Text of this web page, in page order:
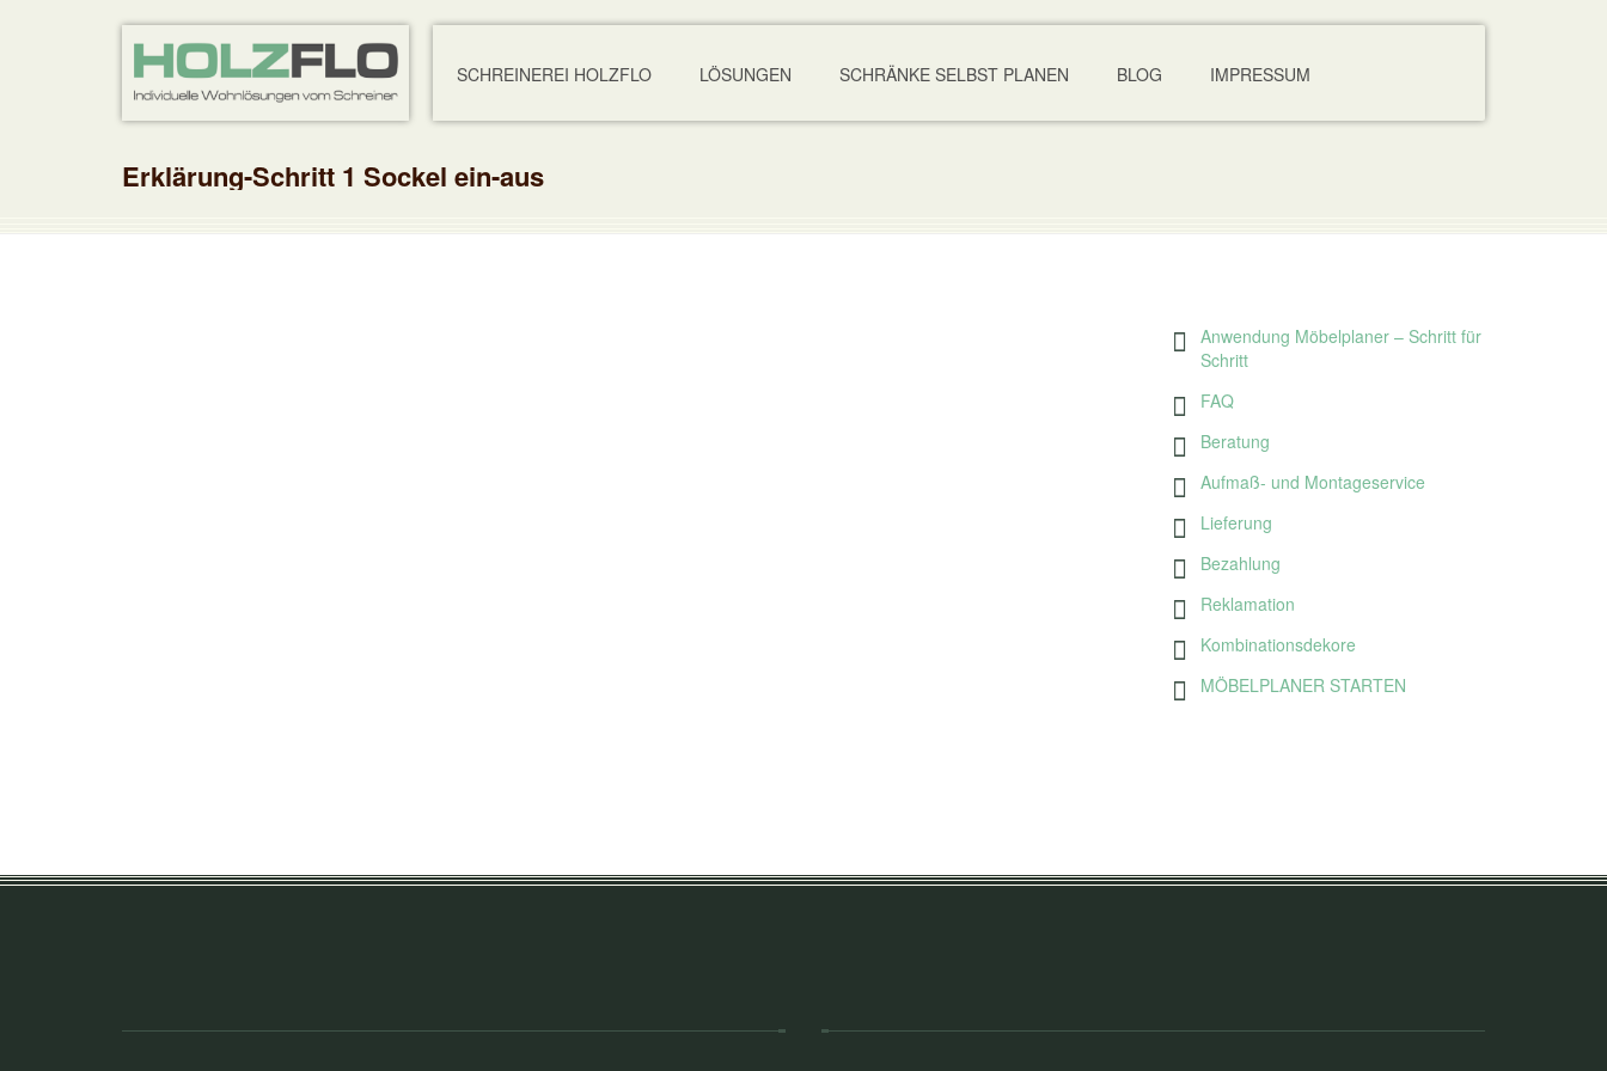
SCHREINEREI HOLZFLO LÖSUNGEN SCHRÄNKE SELBST PLANEN BLOG IMPRESSUM
Erklärung-Schritt 1 Sockel ein-aus
Anwendung Möbelplaner – Schritt für
Schritt
FAQ
Beratung
Aufmaß- und Montageservice
Lieferung
Bezahlung
Reklamation
Kombinationsdekore
MÖBELPLANER STARTEN